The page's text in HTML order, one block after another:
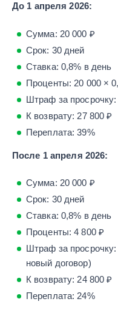
До 1 апреля 2026:
Сумма: 20 000 ₽
Срок: 30 дней
Ставка: 0,8% в день
Проценты: 20 000 ×
Штраф за просрочку:
К возврату: 27 800 ₽
Переплата: 39%
После 1 апреля 2026:
Сумма: 20 000 ₽
Срок: 30 дней
Ставка: 0,8% в день
Проценты: 4 800 ₽
Штраф за
новый договор)
К возврату: 24 800 ₽
Переплата: 24%